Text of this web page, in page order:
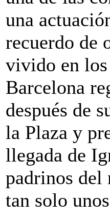
una
recuerdo de
vivido en
Barcelona
después de
la Plaza y
llegada de
padrinos del
tan solo